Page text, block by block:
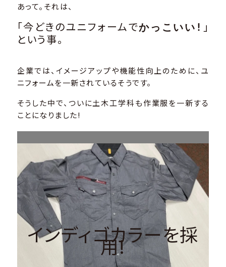
あって。それは、
「今どきのユニフォームでかっこいい! 」
という事。
企業では、イメージアップや機能性向上のために、ユ
ニフォームを一新されているそうです。
そうした中で、ついに土木工学科も作業服を一新する
ことになりました!
インディゴカラーを採
用!